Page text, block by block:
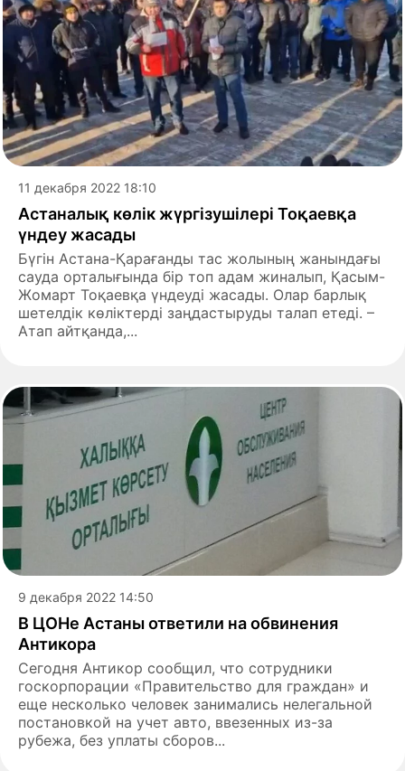
11 декабря 2022 18:10
Астаналық көлік жүргізушілері Тоқаевқа
үндеу жасады
Бүгін Астана-Қарағанды тас жолының жанындағы
сауда орталығында бір топ адам жиналып, Қасым-
Жомарт Тоқаевқа үндеуді жасады. Олар барлық
шетелдік көліктерді заңдастыруды талап етеді. –
Атап айтқанда,...
9 декабря 2022 14:50
В ЦОНе Астаны ответили на обвинения
Антикора
Сегодня Антикор сообщил, что сотрудники
госкорпорации «Правительство для граждан» и
еще несколько человек занимались нелегальной
постановкой на учет авто, ввезенных из-за
рубежа, без уплаты сборов...